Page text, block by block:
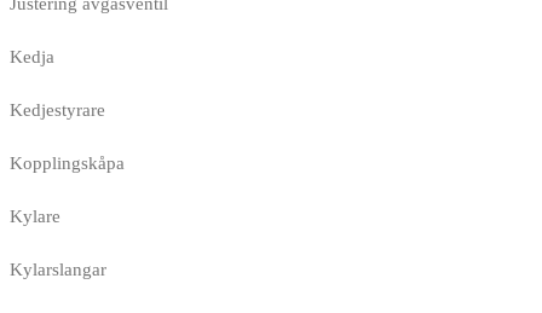
Kedja
Kedjestyrare
Kopplingskåpa
Kylare
Kylarslangar